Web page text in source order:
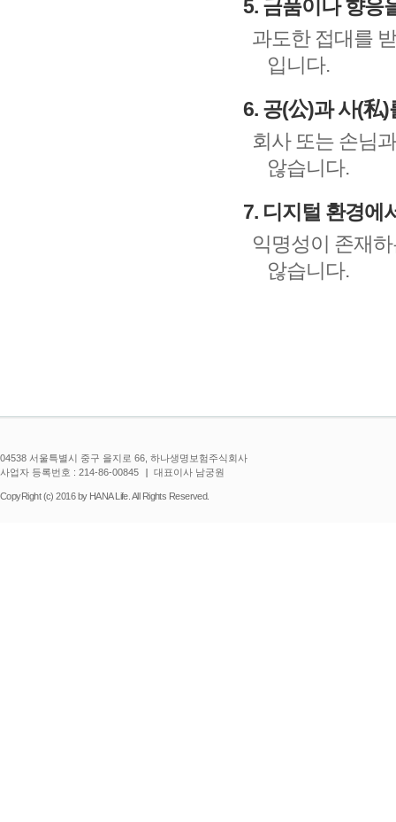
5. 금품이나 향응
과도한 접대를
입니다.
6. 공(公)과 사(私
회사 또는 손님
않습니다.
7. 디지털 환경에
익명성이 존재
않습니다.
04538 서울특별시 중구 을지로 66, 하나생명보험주식회사
사업자 등록번호 : 214-86-00845
대표이사 남궁원
CopyRight (c) 2016 by HANA Life. All Rights Reserved.